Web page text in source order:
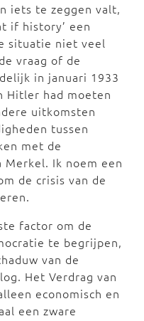
iets te zeggen valt,
if history’ een
situatie niet veel
vraag of de
in januari 1933
Hitler had moeten
uitkomsten
tussen
met de
Merkel. Ik noem een
de crisis van de
factor om de
te begrijpen,
van de
Het Verdrag van
economisch en
een zware